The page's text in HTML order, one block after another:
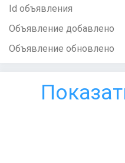
Id объявления
Объявление добавлено
Объявление обновлено